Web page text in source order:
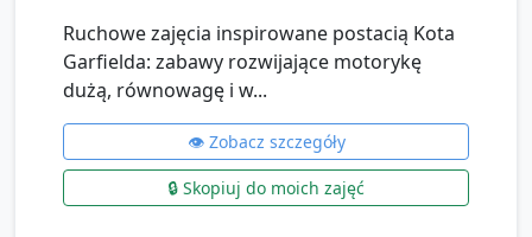
Ruchowe zajęcia inspirowane postacią Kota
Garfielda: zabawy rozwijające motorykę
dużą, równowagę i w...
👁️ Zobacz szczegóły
🔒 Skopiuj do moich zajęć